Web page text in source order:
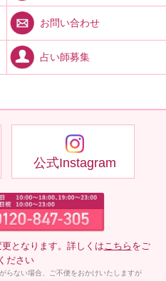
お問い合わせ
占い師募集
公式Instagram
となります。詳しくは こちら をご
ださい
らない場合、ご不便をおかけいたしますが